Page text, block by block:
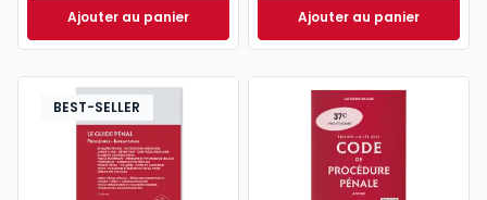
Ajouter au panierCode de procédure civile 2027 annoté. Édition
Ajouter au panier
Code du travail
BEST-SELLER